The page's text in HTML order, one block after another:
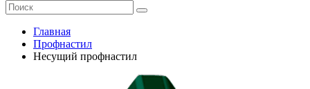
Главная
Профнастил
Несущий профнастил